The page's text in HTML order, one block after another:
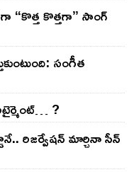
కొత్తగా” సాంగ్
సంగీత
?
రిజ‌ర్వేష‌న్ మార్చినా సీన్